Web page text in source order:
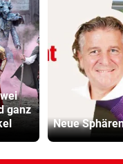
ganz
Neue